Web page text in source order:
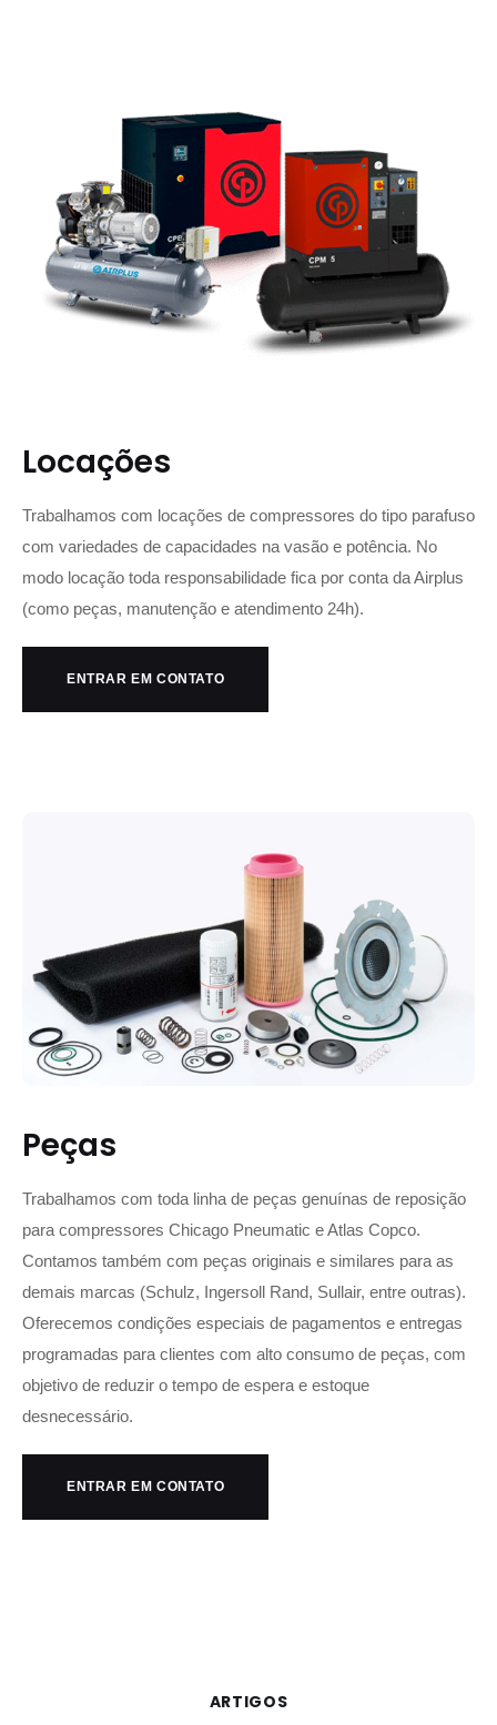
Locações
Trabalhamos com locações de compressores do tipo parafuso
com variedades de capacidades na vasão e potência. No
modo locação toda responsabilidade fica por conta da Airplus
(como peças, manutenção e atendimento 24h).
ENTRAR EM CONTATO
Peças
Trabalhamos com toda linha de peças genuínas de reposição
para compressores Chicago Pneumatic e Atlas Copco.
Contamos também com peças originais e similares para as
demais marcas (Schulz, Ingersoll Rand, Sullair, entre outras).
Oferecemos condições especiais de pagamentos e entregas
programadas para clientes com alto consumo de peças, com
objetivo de reduzir o tempo de espera e estoque
desnecessário.
ENTRAR EM CONTATO
ARTIGOS